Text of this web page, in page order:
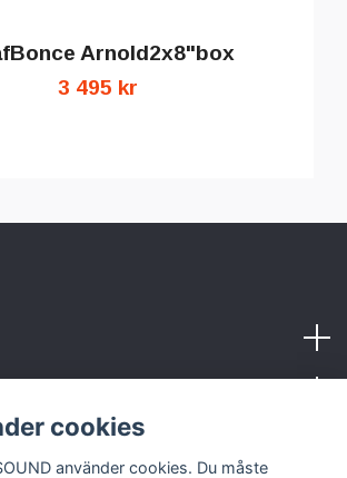
Arnold2x8"box
3 495 kr
cookies
använder cookies. Du måste